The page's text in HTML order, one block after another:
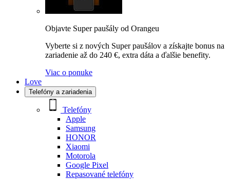
Objavte Super paušály od Orangeu
Vyberte si z nových Super paušálov a získajte bonus na
zariadenie až do 240 €, extra dáta a ďalšie benefity.
Viac o ponuke
Love
Telefóny a zariadenia
Telefóny
Apple
Samsung
HONOR
Xiaomi
Motorola
Google Pixel
Repasované telefóny